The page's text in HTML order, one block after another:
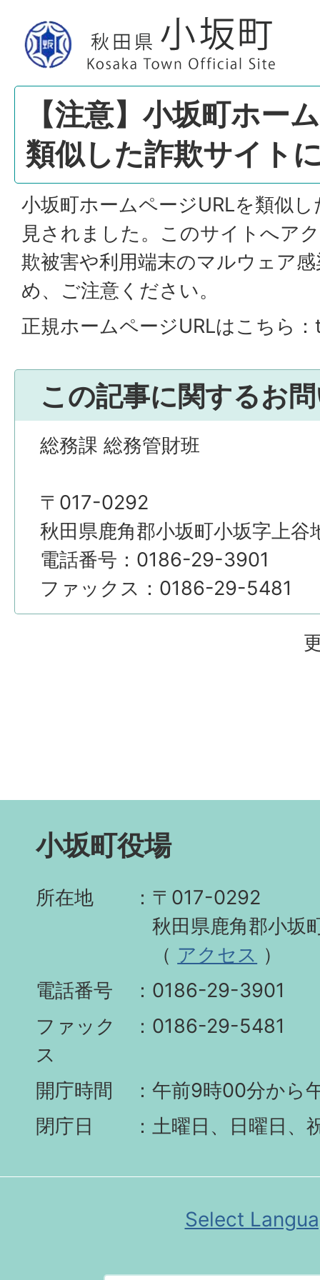
【注意】小坂町ホー
類似した詐欺サイト
小坂町ホームページURLを類似
見されました。このサイトへア
欺被害や利用端末のマルウェア
め、ご注意ください。
正規ホームページURLはこちら
この記事に関するお
総務課 総務管財班
〒017-0292
秋田県鹿角郡小坂町小坂字上谷
電話番号：0186-29-3901
ファックス：0186-29-5481
小坂町役場
所在地
〒017-0292
秋田県鹿角郡小坂
（ アクセス ）
電話番号
0186-29-3901
ファック
ス
0186-29-5481
開庁時間
午前9時00分から
閉庁日
土曜日、日曜日、
Select